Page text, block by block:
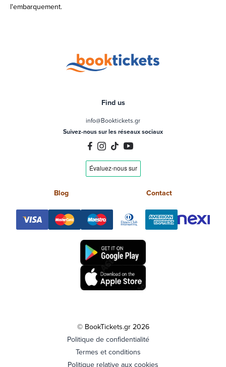
l'embarquement.
Find us
info@Booktickets.gr
Suivez-nous sur les réseaux sociaux
Blog Contact
© BookTickets.gr 2026
Politique de confidentialité
Termes et conditions
Politique relative aux cookies